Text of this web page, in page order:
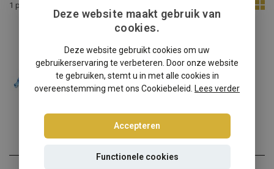
1 product
Lexus SC300/400 schroefset
Lexus SC300/400? Kies dan...
€594,95
Deze website maakt gebruik van
cookies.
Deze website gebruikt cookies om uw
gebruikerservaring te verbeteren. Door onze website
te gebruiken, stemt u in met alle cookies in
overeenstemming met ons Cookiebeleid.
Lees verder
Accepteren
Functionele cookies